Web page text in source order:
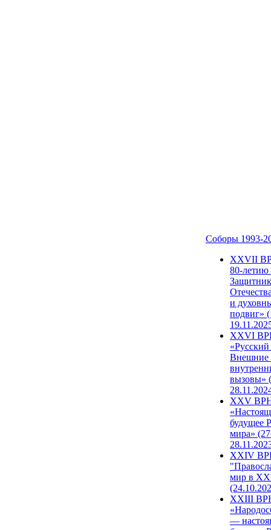
Соборы 1993-
ХХVII
80-
и
подвиг»
XXVI
Внешние
вызовы»
XXV
будущее
мира»
XXIV
мир в
XXIII
—